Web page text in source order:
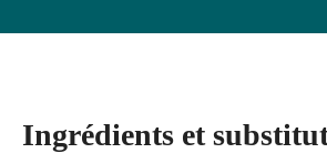
Ingrédients et